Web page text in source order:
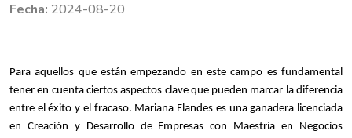
2024-08-20
Para aquellos que están empezando en este campo es fundamental
tener en cuenta ciertos aspectos clave que pueden marcar la diferencia
entre el éxito y el fracaso. Mariana Flandes es una ganadera licenciada
en Creación y Desarrollo de Empresas con Maestría en Negocios